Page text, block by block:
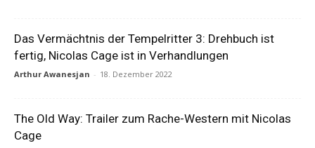
Das Vermächtnis der Tempelritter 3: Drehbuch ist
fertig, Nicolas Cage ist in Verhandlungen
Arthur Awanesjan - 18. Dezember 2022
The Old Way: Trailer zum Rache-Western mit Nicolas
Cage